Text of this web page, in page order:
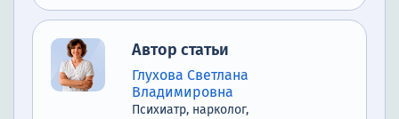
Автор статьи
Глухова Светлана
Владимировна
Психиатр, нарколог,